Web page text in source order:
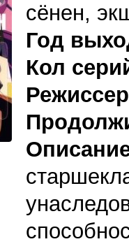
сёнен,
Год
Кол